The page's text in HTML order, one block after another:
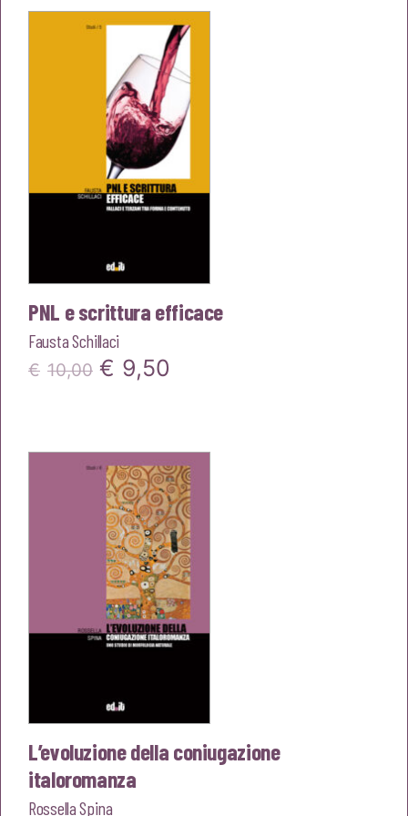
era:
€10,00.
è:
€9,50.
PNL e scrittura efficace
Fausta Schillaci
€ 10,00 Il
era:
€10,00.
€ 9,50
è:
€9,50.
L’evoluzione della coniugazione
italoromanza
Rossella Spina